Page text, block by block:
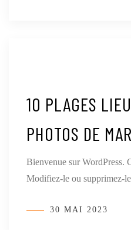
10 PLAGES
PHOTOS DE
Bienvenue sur WordPress.
Modifiez-le ou supprimez-
30 MAI 2023